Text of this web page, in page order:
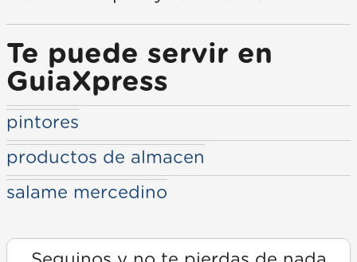
Te puede servir en
GuiaXpress
pintores
productos de almacen
salame mercedino